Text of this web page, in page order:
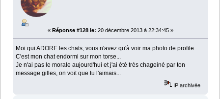
« Réponse #128 le: 20 décembre 2013 à 22:34:45 »
Moi qui ADORE les chats, vous n'avez qu'à voir ma photo de profile....
C'est mon chat endormi sur mon torse...
Je n'ai pas le morale aujourd'hui et j'ai été très chageiné par ton
message gilles, on voit que tu l'aimais...
IP archivée